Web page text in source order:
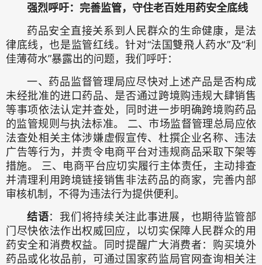
强烈呼吁：完善监管，守住老百姓用药安全底线
药品安全直接关系到人民群众的生命健康，是法
律底线，也是监管红线。针对“法国雙飛人药水”及“利
佳薄荷水”暴露出的问题，我们呼吁：
一、药品监督管理局应尽快对上述产品是否构成
未经批准的进口药品、是否通过跨境购违规大肆销售
等事项依法认定并查处，同时进一步明确跨境购药品
的监管规则与执法标准。 二、市场监督管理总局应依
法查处相关主体涉嫌虚假宣传、杜撰企业名称、违法
广告等行为，并责令电商平台对违规商品采取下架等
措施。 三、电商平台应切实履行主体责任，主动排查
并清理利用跨境链接销售非法药品的商家，完善内部
审核机制，不得为违法行为提供便利。
结语：我们将持续关注此事进展，也期待监管部
门尽快依法作出权威回应，以切实保障人民群众的用
药安全和消费权益。同时提醒广大消费者：购买境外
药品或化妆品前，可通过国家药监局官网查询相关注